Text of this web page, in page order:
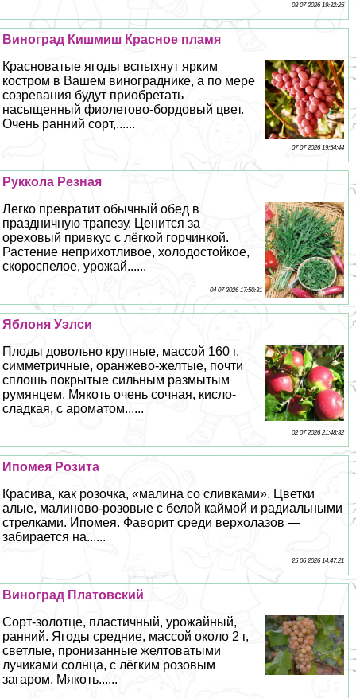
08 07 2026 19:32:25
Виноград Кишмиш Красное пламя
Красноватые ягоды вспыхнут ярким
костром в Вашем винограднике, а по мере
созревания будут приобретать
насыщенный фиолетово-бордовый цвет.
Очень ранний сорт,......
07 07 2026 19:54:44
Руккола Резная
Легко превратит обычный обед в
праздничную трапезу. Ценится за
ореховый привкус с лёгкой горчинкой.
Растение неприхотливое, холодостойкое,
скороспелое, урожай......
04 07 2026 17:50:31
Яблоня Уэлси
Плоды довольно крупные, массой 160 г,
симметричные, оранжево-желтые, почти
сплошь покрытые сильным размытым
румянцем. Мякоть очень сочная, кисло-
сладкая, с ароматом......
02 07 2026 21:48:32
Ипомея Розита
Красива, как розочка, «малина со сливками». Цветки
алые, малиново-розовые с белой каймой и радиальными
стрелками. Ипомея. Фаворит среди верхолазов —
забирается на......
25 06 2026 14:47:21
Виноград Платовский
Сорт-золотце, пластичный, урожайный,
ранний. Ягоды средние, массой около 2 г,
светлые, пронизанные желтоватыми
лучиками солнца, с лёгким розовым
загаром. Мякоть......